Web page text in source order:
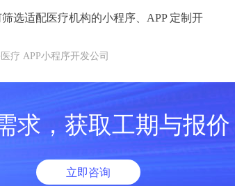
筛选适配医疗机构的小程序、APP 定制开
医疗 APP小程序开发公司
求，获取工期与报价
立即咨询